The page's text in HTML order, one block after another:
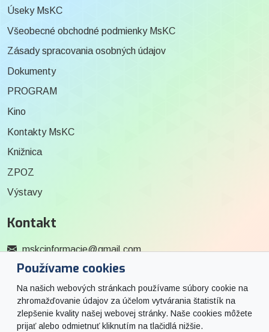
Používame cookies
Na našich webových stránkach používame súbory cookie na
zhromažďovanie údajov za účelom vytvárania štatistík na
zlepšenie kvality našej webovej stránky. Naše cookies môžete
prijať alebo odmietnuť kliknutím na tlačidlá nižšie.
Úseky MsKC
Všeobecné obchodné podmienky MsKC
Zásady spracovania osobných údajov
Dokumenty
PROGRAM
Kino
Kontakty MsKC
Knižnica
ZPOZ
Výstavy
Kontakt
mskcinformacie@gmail.com
0915 727 244
Social
Facebook